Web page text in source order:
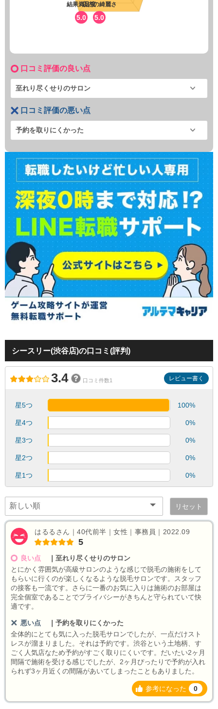
店内の綺麗さ
5.0
結果満足度
5.0
口コミ評価の良い点
至れり尽くせりのサロン
口コミ評価の悪い点
予約を取りにくかった
シースリー(渋谷店)の口コミ(評判)
3.4 口コミ件数1 レビュー書く
星5つ 100%
星4つ 0%
星3つ 0%
星2つ 0%
星1つ 0%
リセット
はるるさん｜40代前半｜女性｜事務員｜2022.09
5
良い点
至れり尽くせりのサロン
とにかく雰囲気が高級サロンのような感じで脱毛の施術をして
もらいに行くのが楽しくなるような脱毛サロンです。スタッフ
の接客も一流です。さらに一番のお気に入りは施術のお部屋は
完全個室であることでプライバシーがきちんと守られていて快
適です。
悪い点
予約を取りにくかった
全体的にとても気に入った脱毛サロンでしたが、一点だけスト
レスが溜まりました。それは予約です。渋谷という土地柄、す
ごく人気店なため予約がすごく取りにくいです。だいたい2ヶ月
間隔で施術を受ける感じでしたが、2ヶ月ぴったりで予約が入れ
られず3ヶ月近くの間隔があいてしまったこともありました。
参考になった 0